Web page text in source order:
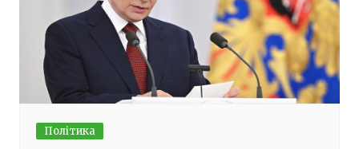
Політика